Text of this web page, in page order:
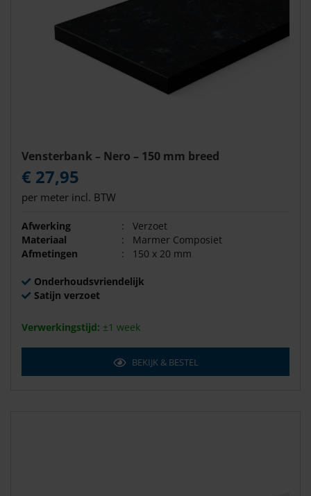
Vensterbank – Nero – 150 mm breed
€ 27,95
per meter incl. BTW
Afwerking :
Verzoet
Materiaal
:
Marmer Composiet
Afmetingen
: 150 x 20 mm
Onderhoudsvriendelijk
Satijn verzoet
Verwerkingstijd: ±1 week
BEKIJK & BESTEL